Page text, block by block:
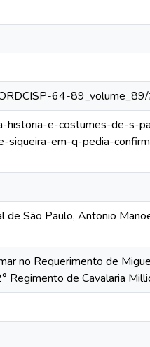
64-
historia-e-costumes-de-s-
em-q-pedia-
de São Paulo, Antonio
no Requerimento de
Regimento de Cavalaria